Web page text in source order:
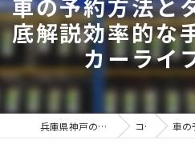
車の予約方法と
底解説効率的な
カーライ
兵庫県神戸の車ならDank Garage コラム 車の予約